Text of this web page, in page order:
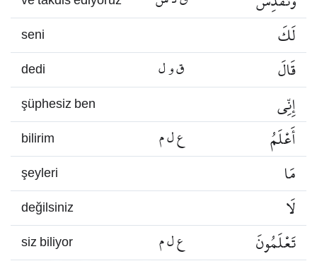
seni لَكَ
dedi ق و ل قَالَ
şüphesiz ben إِنِّي
bilirim ع ل م أَعْلَمُ
şeyleri مَا
değilsiniz لَا
siz biliyor ع ل م تَعْلَمُونَ